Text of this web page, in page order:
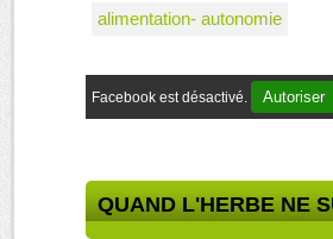
alimentation- autonomie
Facebook est désactivé. Autoriser
QUAND L'HERBE NE